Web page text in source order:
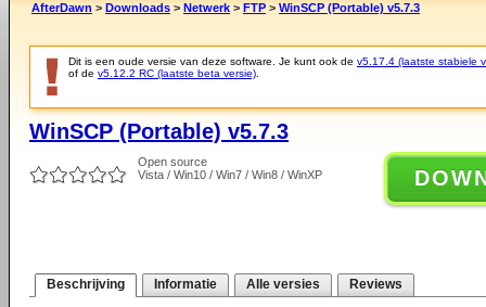
AfterDawn > Downloads > Netwerk > FTP > WinSCP (Portable) v5.7.3
Dit is een oude versie van deze software. Je kunt ook de v5.17.4 (laatste stabiele
of de v5.12.2 RC (laatste beta versie)
WinSCP (Portable) v5.7.3
Open source
Vista / Win10 / Win7 / Win8 / WinXP
Beschrijving Informatie Alle versies Reviews